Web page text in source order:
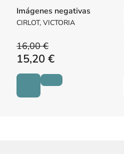
Imágenes negativas
CIRLOT, VICTORIA
16,00 €
15,20 €